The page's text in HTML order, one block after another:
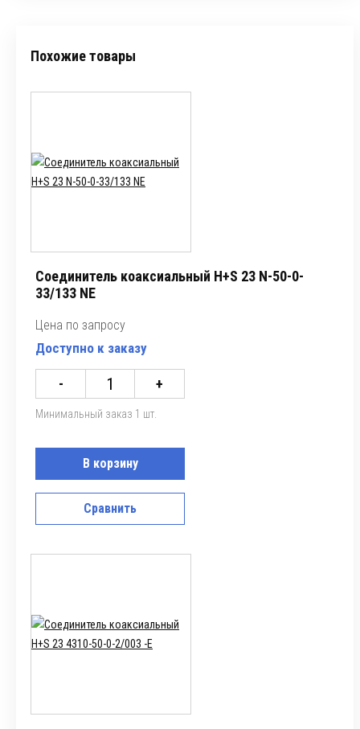
Похожие товары
Соединитель коаксиальный H+S 23 N-50-0-
33/133 NE
Цена по запросу
Доступно к заказу
- +
Минимальный заказ 1 шт.
В корзину
Сравнить